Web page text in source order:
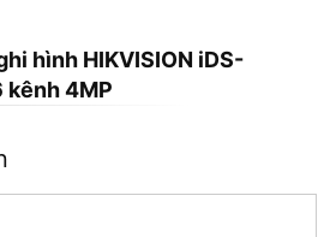
hình HIKVISION iDS-
kênh 4MP